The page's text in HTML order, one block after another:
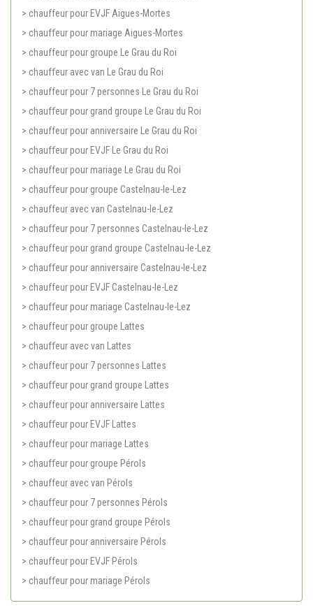
> chauffeur pour EVJF Aigues-Mortes
> chauffeur pour mariage Aigues-Mortes
> chauffeur pour groupe Le Grau du Roi
> chauffeur avec van Le Grau du Roi
> chauffeur pour 7 personnes Le Grau du Roi
> chauffeur pour grand groupe Le Grau du Roi
> chauffeur pour anniversaire Le Grau du Roi
> chauffeur pour EVJF Le Grau du Roi
> chauffeur pour mariage Le Grau du Roi
> chauffeur pour groupe Castelnau-le-Lez
> chauffeur avec van Castelnau-le-Lez
> chauffeur pour 7 personnes Castelnau-le-Lez
> chauffeur pour grand groupe Castelnau-le-Lez
> chauffeur pour anniversaire Castelnau-le-Lez
> chauffeur pour EVJF Castelnau-le-Lez
> chauffeur pour mariage Castelnau-le-Lez
> chauffeur pour groupe Lattes
> chauffeur avec van Lattes
> chauffeur pour 7 personnes Lattes
> chauffeur pour grand groupe Lattes
> chauffeur pour anniversaire Lattes
> chauffeur pour EVJF Lattes
> chauffeur pour mariage Lattes
> chauffeur pour groupe Pérols
> chauffeur avec van Pérols
> chauffeur pour 7 personnes Pérols
> chauffeur pour grand groupe Pérols
> chauffeur pour anniversaire Pérols
> chauffeur pour EVJF Pérols
> chauffeur pour mariage Pérols